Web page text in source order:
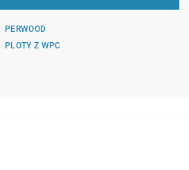
PERWOOD
PLOTY Z WPC